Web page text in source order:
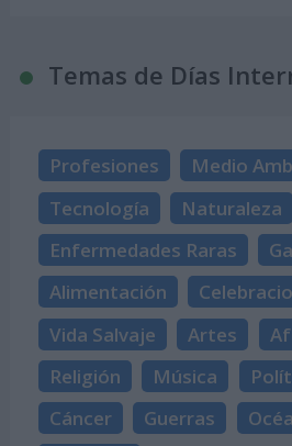
Temas de Días
Profesiones
Medio
Tecnología
Naturaleza
Enfermedades Raras
Alimentación
Vida Salvaje
Artes
Religión
Música
Cáncer
Guerras